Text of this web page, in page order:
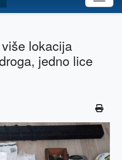
lokacija
jedno lice